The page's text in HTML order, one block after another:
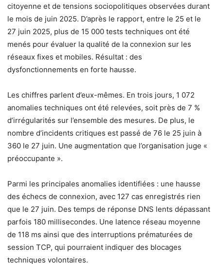
citoyenne et de tensions sociopolitiques observées durant
le mois de juin 2025. D’après le rapport, entre le 25 et le
27 juin 2025, plus de 15 000 tests techniques ont été
menés pour évaluer la qualité de la connexion sur les
réseaux fixes et mobiles. Résultat : des
dysfonctionnements en forte hausse.
Les chiffres parlent d’eux-mêmes. En trois jours, 1 072
anomalies techniques ont été relevées, soit près de 7 %
d’irrégularités sur l’ensemble des mesures. De plus, le
nombre d’incidents critiques est passé de 76 le 25 juin à
360 le 27 juin. Une augmentation que l’organisation juge «
préoccupante ».
Parmi les principales anomalies identifiées : une hausse
des échecs de connexion, avec 127 cas enregistrés rien
que le 27 juin. Des temps de réponse DNS lents dépassant
parfois 180 millisecondes. Une latence réseau moyenne
de 118 ms ainsi que des interruptions prématurées de
session TCP, qui pourraient indiquer des blocages
techniques volontaires.